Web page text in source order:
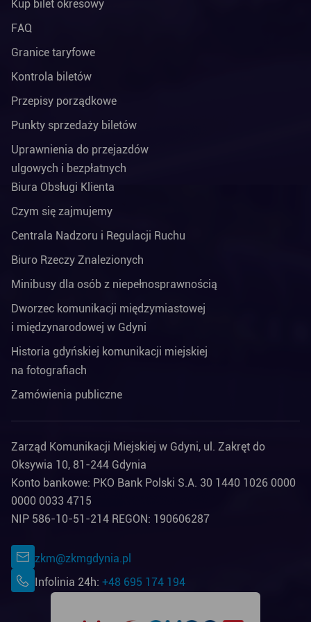
Kup bilet okresowy
FAQ
Granice taryfowe
Kontrola biletów
Przepisy porządkowe
Punkty sprzedaży biletów
Uprawnienia do przejazdów
ulgowych i bezpłatnych
Biura Obsługi Klienta
Czym się zajmujemy
Centrala Nadzoru i Regulacji Ruchu
Biuro Rzeczy Znalezionych
Minibusy dla osób z niepełnosprawnością
Dworzec komunikacji międzymiastowej
i międzynarodowej w Gdyni
Historia gdyńskiej komunikacji miejskiej
na fotografiach
Zamówienia publiczne
Zarząd Komunikacji Miejskiej w Gdyni, ul. Zakręt do
Oksywia 10, 81-244 Gdynia
Konto bankowe: PKO Bank Polski S.A. 30 1440 1026 0000
0000 0033 4715
NIP 586-10-51-214 REGON: 190606287
zkm@zkmgdynia.pl
Infolinia 24h: +48 695 174 194